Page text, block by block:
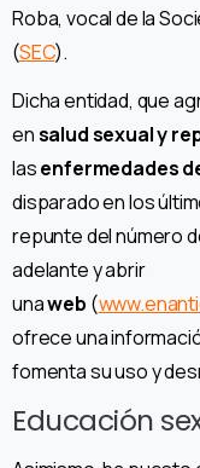
Roba, vocal de la
(SEC).
Dicha entidad, que
ensalud sexual y
lasenfermedades
disparado en los
repunte del número
adelante y abrir
unaweb (
ofrece una
fomenta su uso y
Educación